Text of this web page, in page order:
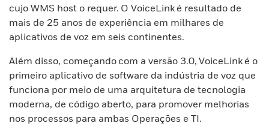
cujo WMS host o requer. O VoiceLink é resultado de
mais de 25 anos de experiência em milhares de
aplicativos de voz em seis continentes.
Além disso, começando com a versão 3.0, VoiceLink é o
primeiro aplicativo de software da indústria de voz que
funciona por meio de uma arquitetura de tecnologia
moderna, de código aberto, para promover melhorias
nos processos para ambas Operações e TI.